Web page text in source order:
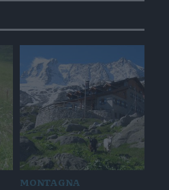
MONTAGNA